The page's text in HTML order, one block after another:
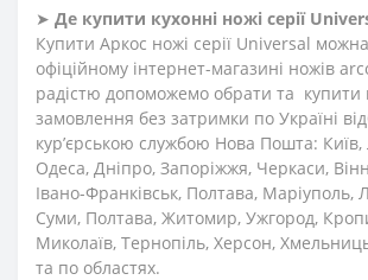
➤ Де купити кухонні ножі серії
Купити Аркос ножі серії Universal
офіційному інтернет-магазині ножів
радістю допоможемо обрати та купити
замовлення без затримки по Україні
кур’єрською службою Нова Пошта: Київ,
Одеса, Дніпро, Запоріжжя, Черкаси,
Івано-Франківськ, Полтава, Маріуполь,
Суми, Полтава, Житомир, Ужгород,
Миколаїв, Тернопіль, Херсон,
та по областях.